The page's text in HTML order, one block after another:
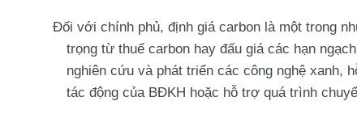
Đối với chính phủ, định giá carbon là một trong
trọng từ thuế carbon hay đấu giá các hạn
nghiên cứu và phát triển các công nghệ xanh,
tác động của BĐKH hoặc hỗ trợ quá trình